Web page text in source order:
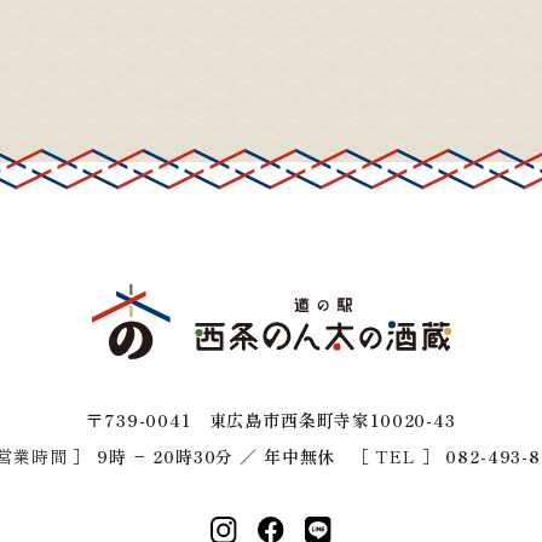
〒739-0041 東広島市西条町寺家10020-43
業時間 ］
9時 − 20時30分 ／ 年中無休 ［ TEL ］ 082-493-